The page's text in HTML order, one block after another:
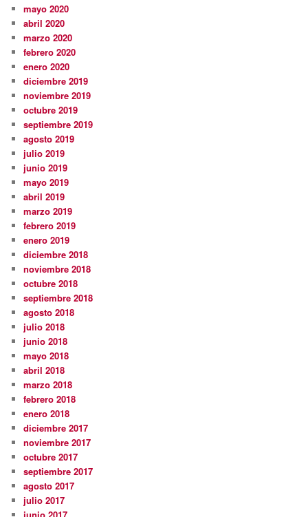
mayo 2020
abril 2020
marzo 2020
febrero 2020
enero 2020
diciembre 2019
noviembre 2019
octubre 2019
septiembre 2019
agosto 2019
julio 2019
junio 2019
mayo 2019
abril 2019
marzo 2019
febrero 2019
enero 2019
diciembre 2018
noviembre 2018
octubre 2018
septiembre 2018
agosto 2018
julio 2018
junio 2018
mayo 2018
abril 2018
marzo 2018
febrero 2018
enero 2018
diciembre 2017
noviembre 2017
octubre 2017
septiembre 2017
agosto 2017
julio 2017